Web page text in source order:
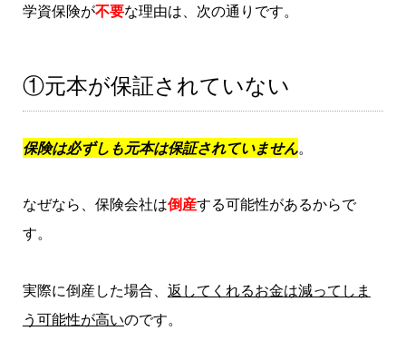
学資保険が不要な理由は、次の通りです。
①元本が保証されていない
保険は必ずしも元本は保証されていません。
なぜなら、保険会社は倒産する可能性があるからで
す。
実際に倒産した場合、 返してくれるお金は減ってしま
う可能性が高いのです。